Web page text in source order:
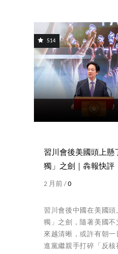
514
習川會後美國頭上懸
獨」之劍｜犇報快評
2 月前 / 0
習川會後中國在美國
獨」之劍，隨著美國
來越清晰，或許有朝
進黨繼親手打碎「反